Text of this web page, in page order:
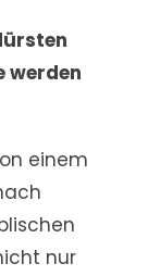
werden
einem
nur